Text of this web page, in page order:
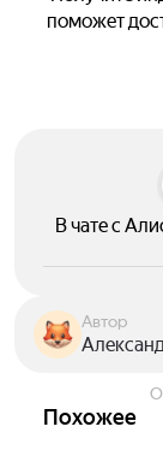
поможет
В чате с
Автор
Похожее